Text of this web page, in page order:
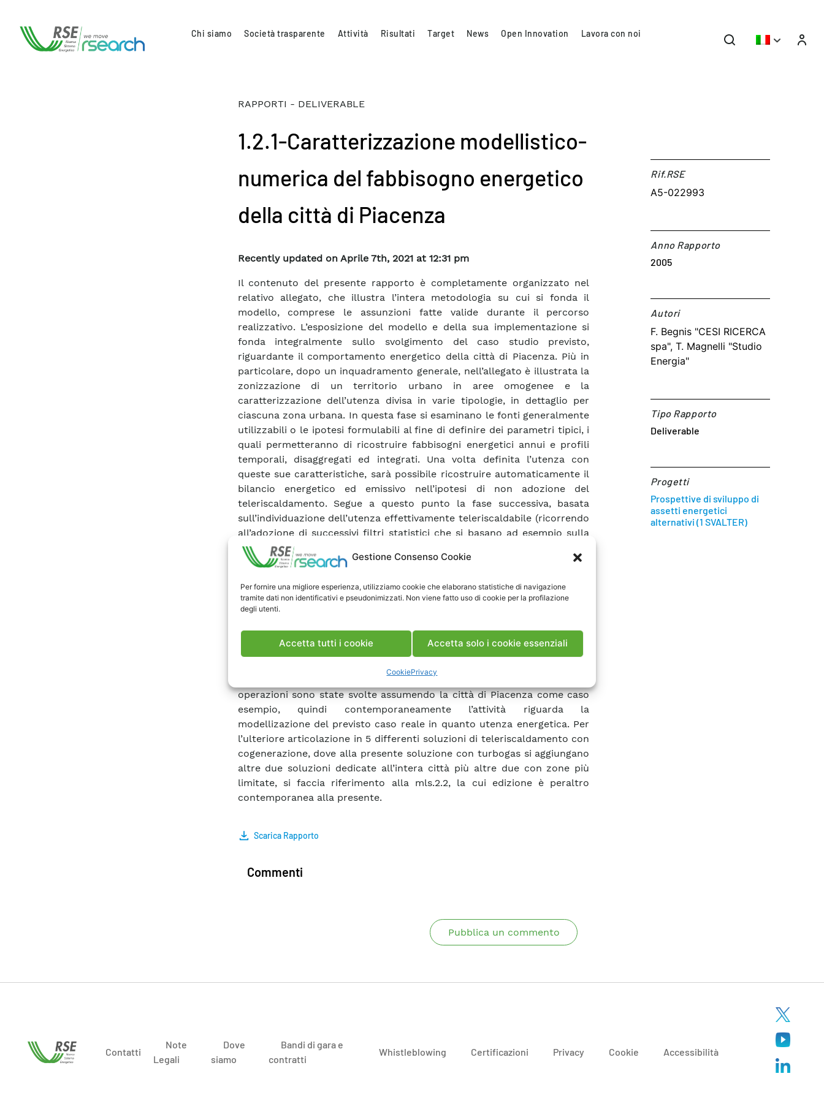
Gestione Consenso Cookie
Per fornire una migliore esperienza, utilizziamo cookie che elaborano statistiche di navigazione
tramite dati non identificativi e pseudonimizzati. Non viene fatto uso di cookie per la profilazione
degli utenti.
Accetta tutti i cookie Accetta solo i cookie essenziali
CookiePrivacy
Chi siamo Società trasparente Attività Risultati Target News Open Innovation Lavora con noi
RAPPORTI - DELIVERABLE
1.2.1-Caratterizzazione modellistico-
numerica del fabbisogno energetico
della città di Piacenza
Recently updated on Aprile 7th, 2021 at 12:31 pm
Il contenuto del presente rapporto è completamente organizzato nel
relativo allegato, che illustra l’intera metodologia su cui si fonda il
modello, comprese le assunzioni fatte valide durante il percorso
realizzativo. L’esposizione del modello e della sua implementazione si
fonda integralmente sullo svolgimento del caso studio previsto,
riguardante il comportamento energetico della città di Piacenza. Più in
particolare, dopo un inquadramento generale, nell’allegato è illustrata la
zonizzazione di un territorio urbano in aree omogenee e la
caratterizzazione dell’utenza divisa in varie tipologie, in dettaglio per
ciascuna zona urbana. In questa fase si esaminano le fonti generalmente
utilizzabili o le ipotesi formulabili al fine di definire dei parametri tipici, i
quali permetteranno di ricostruire fabbisogni energetici annui e profili
temporali, disaggregati ed integrati. Una volta definita l’utenza con
queste sue caratteristiche, sarà possibile ricostruire automaticamente il
bilancio energetico ed emissivo nell’ipotesi di non adozione del
teleriscaldamento. Segue a questo punto la fase successiva, basata
sull’individuazione dell’utenza effettivamente teleriscaldabile (ricorrendo
all’adozione di successivi filtri statistici che si basano ad esempio sulla
ripartizione dei vari tipi di riscaldamento a caldaia attualmente in uso e
sulla loro propensione al cambiamento). Individuata quindi l’utenza
tutta la città così come solo parti di essa), si dovranno determinare delle
soluzioni cogenerative, in base al tipo e dimensionamento delle quali
disponibilità di numerosi tabulati, una serie di uscite grafico-tabellari
che permetteranno un confronto di tipo energetico, emissivo, economico
riferimento con riscaldamento a caldaie distribuite. Tutte queste
operazioni sono state svolte assumendo la città di Piacenza come caso
esempio, quindi contemporaneamente l’attività riguarda la
modellizazione del previsto caso reale in quanto utenza energetica. Per
l’ulteriore articolazione in 5 differenti soluzioni di teleriscaldamento con
cogenerazione, dove alla presente soluzione con turbogas si aggiungano
altre due soluzioni dedicate all’intera città più altre due con zone più
limitate, si faccia riferimento alla mls.2.2, la cui edizione è peraltro
contemporanea alla presente.
Scarica Rapporto
Rif.RSE​
A5-022993
Anno Rapporto
2005
Autori​
F. Begnis "CESI RICERCA
spa", T. Magnelli "Studio
Energia"
Tipo Rapporto
Deliverable
Progetti
Prospettive di sviluppo di
assetti energetici
alternativi (1 SVALTER)
Commenti
Pubblica un commento
Contatti
Note
Legali
Dove
siamo
Bandi di gara e
contratti
Whistleblowing Certificazioni Privacy Cookie Accessibilità